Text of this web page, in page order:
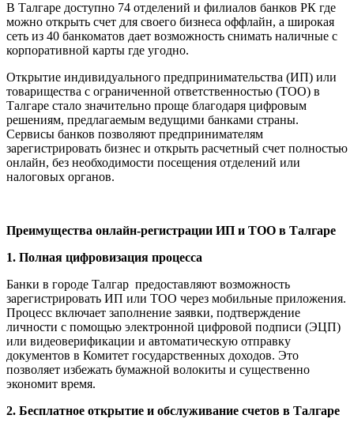
В Талгаре доступно 74 отделений и филиалов банков РК где
можно открыть счет для своего бизнеса оффлайн, а широкая
сеть из 40 банкоматов дает возможность снимать наличные с
корпоративной карты где угодно.
Открытие индивидуального предпринимательства (ИП) или
товарищества с ограниченной ответственностью (ТОО) в
Талгаре стало значительно проще благодаря цифровым
решениям, предлагаемым ведущими банками страны.
Сервисы банков позволяют предпринимателям
зарегистрировать бизнес и открыть расчетный счет полностью
онлайн, без необходимости посещения отделений или
налоговых органов.
Преимущества онлайн-регистрации ИП и ТОО в Талгаре
1. Полная цифровизация процесса
Банки в городе Талгар предоставляют возможность
зарегистрировать ИП или ТОО через мобильные приложения.
Процесс включает заполнение заявки, подтверждение
личности с помощью электронной цифровой подписи (ЭЦП)
или видеоверификации и автоматическую отправку
документов в Комитет государственных доходов. Это
позволяет избежать бумажной волокиты и существенно
экономит время.
2. Бесплатное открытие и обслуживание счетов в Талгаре